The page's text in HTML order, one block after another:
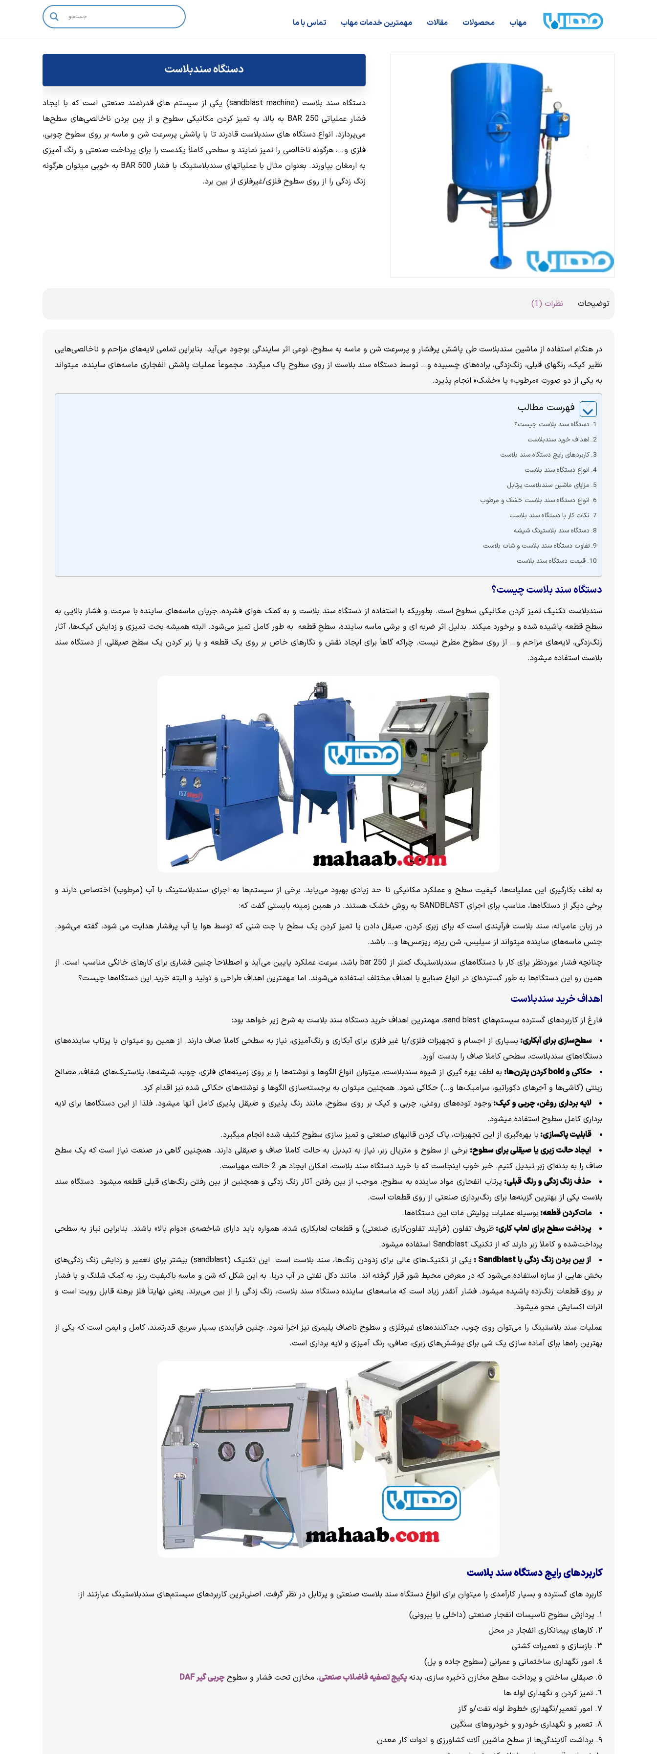
مهاب محصولات مقالات مهمترین خدمات مهاب تماس با ما
دستگاه سندبلاست
دستگاه سند بلاست (sandblast machine) یکی از سیستم های قدرتمند صنعتی است که با ایجاد
فشار عملیاتی 250 BAR به بالا، به تمیز کردن مکانیکی سطوح و از بین بردن ناخالصی‌های سطح‌ها
می‌پردازد. انواع دستگاه های سندبلاست قادرند تا با پاشش پرسرعت شن و ماسه بر روی سطوح چوبی،
فلزی و…، هرگونه ناخالصی را تمیز نمایند و سطحی کاملاَ یکدست را برای پرداخت صنعتی و رنگ آمیزی
به ارمغان بیاورند. بعنوان مثال با عملیاتهای سندبلاستینگ با فشار 500 BAR به‌ خوبی میتوان هرگونه
زنگ زدگی را از روی سطوح فلزی/غیرفلزی از بین برد.
توضیحات نظرات (1)
در هنگام استفاده از ماشین سندبلاست طی پاشش پرفشار و پرسرعت شن و ماسه به سطوح، نوعی اثر سایندگی بوجود می‌آید. بنابراین تمامی لایه‌های مزاحم و ناخالصی‌هایی
نظیر کپک، رنگهای قبلی، زنگ‌زدگی، براده‌های چسبیده و… توسط دستگاه سند بلاست از روی سطوح پاک میگردد. مجموعاَ عملیات پاشش انفجاری ماسه‌های ساینده، میتواند
به یکی از دو صورت «مرطوب» یا «خشک» انجام پذیرد.
فهرست مطالب
دستگاه سند بلاست چیست؟
اهداف خرید سندبلاست
کاربردهای رایج دستگاه سند بلاست
انواع دستگاه سند بلاست
مزایای ماشین سندبلاست پرتابل
انواع دستگاه سند بلاست خشک و مرطوب
نکات کار با دستگاه سند بلاست
دستگاه سند بلاستینگ شیشه
تفاوت دستگاه سند بلاست و شات بلاست
قیمت دستگاه سند بلاست
دستگاه سند بلاست چیست؟
سندبلاست تکنیک تمیز کردن مکانیکی سطوح است. بطوریکه با استفاده از دستگاه سند بلاست و به کمک هوای فشرده، جریان ماسه‌های ساینده با سرعت و فشار بالایی به
سطح قطعه پاشیده شده و برخورد میکند. بدلیل اثر ضربه ای و برشی ماسه ساینده، سطح قطعه به طور کامل تمیز می‌شود. البته همیشه بحث تمیزی و زدایش کپک‌ها، آثار
زنگ‌زدگی، لایه‌های مزاحم و… از روی سطوح مطرح نیست. چراکه گاهاَ برای ایجاد نقش و نگارهای خاص بر روی یک قطعه و یا زبر کردن یک سطح صیقلی، از دستگاه سند
بلاست استفاده میشود.
به‌ لطف بکارگیری این عملیات‌ها، کیفیت سطح و عملکرد مکانیکی تا حد زیادی بهبود می‌یابد. برخی از سیستم‌ها به اجرای سندبلاستینگ با آب (مرطوب) اختصاص دارند و
برخی دیگر از دستگاه‌ها، مناسب برای اجرای SANDBLAST به روش خشک هستند. در همین زمینه بایستی گفت که:
در زبان عامیانه، سند بلاست فرآیندی است که برای زبری کردن، صیقل دادن یا تمیز کردن یک سطح با جت شنی که توسط هوا یا آب پرفشار هدایت می شود، گفته می‌شود.
جنس ماسه‌های ساینده میتواند از سیلیس، شن ریزه، ریزمس‌ها و… باشد.
چنانچه فشار موردنظر برای کار با دستگاه‌های سندبلاستینگ کمتر از 250 bar باشد، سرعت عملکرد پایین می‌آید و اصطلاحاَ چنین فشاری برای کارهای خانگی مناسب است. از
همین رو این دستگاه‌ها به طور گسترده‌ای در انواع صنایع با اهداف مختلف استفاده می‌شوند. اما مهمترین اهداف طراحی و تولید و البته خرید این دستگاه‌ها چیست؟
اهداف خرید سندبلاست
فارغ از کاربردهای گسترده سیستم‌های sand blast، مهمترین اهداف خرید دستگاه سند بلاست به شرح زیر خواهد بود:
سطح‌سازی برای آبکاری: بسیاری از اجسام و تجهیزات فلزی/یا غیر فلزی برای آبکاری و رنگ‌آمیزی، نیاز به سطحی کاملاَ صاف دارند. از همین رو میتوان با پرتاب ساینده‌های
دستگاه‌های سندبلاست، سطحی کاملاَ صاف را بدست آورد.
حکاکی وboldکردن پترن‌ها: به‌ لطف بهره گیری از شیوه سندبلاست، میتوان انواع الگوها و نوشته‌ها را بر روی زمینه‌های فلزی، چوب، شیشه‌ها، پلاستیک‌های شفاف، مصالح
زینتی (کاشی‌ها و آجرهای دکوراتیو، سرامیک‌ها و…) حکاکی نمود. همچنین میتوان به برجسته‌سازی الگوها و نوشته‌های حکاکی‌ شده نیز اقدام کرد.
لایه برداری روغن، چربی و کپک: وجود توده‌های روغنی، چربی و کپک بر روی سطوح، مانند رنگ پذیری و صیقل‌ پذیری کامل آنها میشود. فلذا از این دستگاه‌ها برای لایه
برداری کامل سطوح استفاده میشود.
قابلیت پاکسازی: با بهره‌گیری از این تجهیزات، پاک کردن قالبهای صنعتی و تمیز سازی سطوح کثیف‌ شده انجام میگیرد.
ایجاد حالت زبری یا صیقلی برای سطوح: برخی از سطوح و متریال زبر، نیاز به تبدیل به حالت کاملاَ صاف و صیقلی دارند. همچنین گاهی در صنعت نیاز است که یک سطح
صاف را به بدنه‌ای زبر تبدیل کنیم. خبر خوب اینجاست که با خرید دستگاه سند بلاست، امکان ایجاد هر 2 حالت مهیاست.
حذف زنگ زدگی و رنگ قبلی: پرتاب انفجاری مواد ساینده به سطوح، موجب از بین رفتن آثار زنگ زدگی و همچنین از بین رفتن رنگ‌های قبلی قطعه میشود. دستگاه سند
بلاست یکی از بهترین گزینه‌ها برای رنگ‌برداری صنعتی از روی قطعات است.
مات‌کردن قطعه: بوسیله‌ عملیات پولیش مات این دستگاه‌ها.
پرداخت سطح برای لعاب کاری: ظروف تفلون (فرآیند تفلون‌کاری صنعتی) و قطعات لعابکاری شده، همواره باید دارای شاخصه‌ی «دوام بالا» باشند. بنابراین نیاز به سطحی
پرداخت‌شده و کاملاَ زبر دارند که از تکنیک Sandblast استفاده میشود.
از بین بردن زنگ زدگی باSandblast :
یکی از تکنیک‌های عالی برای زدودن زنگ‌ها، سند بلاست است. این تکنیک (sandblast) بیشتر برای تعمیر و زدایش زنگ زدگی‌های
بخش هایی از سازه استفاده می‌شود که در معرض محیط شور قرار گرفته اند. مانند دکل نفتی در آب دریا. به این شکل که شن و ماسه باکیفیت ریز، به‌ کمک شلنگ و با فشار
بر روی قطعات زنگ‌زده پاشیده میشود. فشار آنقدر زیاد است که ماسه‌های ساینده دستگاه سند بلاست، زنگ زدگی را از بین می‌برند. یعنی نهایتاَ فلز برهنه قابل رویت است و
اثرات اکسایش محو میشود.
عملیات سند بلاستینگ را می‌توان روی چوب، جداکننده‌های غیرفلزی و سطوح ناصاف پلیمری نیز اجرا نمود. چنین فرآیندی بسیار سریع، قدرتمند، کامل و ایمن است که یکی از
بهترین راه‌ها برای آماده سازی یک شی برای پوشش‌های زبری، صافی، رنگ آمیزی و لایه برداری است.
کاربردهای رایج دستگاه سند بلاست
کاربرد های گسترده و بسیار کارآمدی را میتوان برای انواع دستگاه سند بلاست صنعتی و پرتابل در نظر گرفت. اصلی‌ترین کاربردهای سیستم‌های سندبلاستینگ عبارتند از:
پردازش سطوح تاسیسات انفجار صنعتی (داخلی یا بیرونی)
کارهای پیمانکاری انفجار در محل
بازسازی و تعمیرات کشتی
امور نگهداری ساختمانی و عمرانی (سطوح جاده و پل)
صیقلی ساختن و پرداخت سطح مخازن ذخیره سازی، بدنهپکیج تصفیه فاضلاب صنعتی، مخازن تحت فشار و سطوحچربی گیرDAF
تمیز کردن و نگهداری لوله ها
امور تعمیر/نگهداری خطوط لوله نفت/و گاز
تعمیر و نگهداری خودرو و خودروهای سنگین
برداشت آلایندگی‌ها از سطح ماشین آلات کشاورزی و ادوات کار معدن